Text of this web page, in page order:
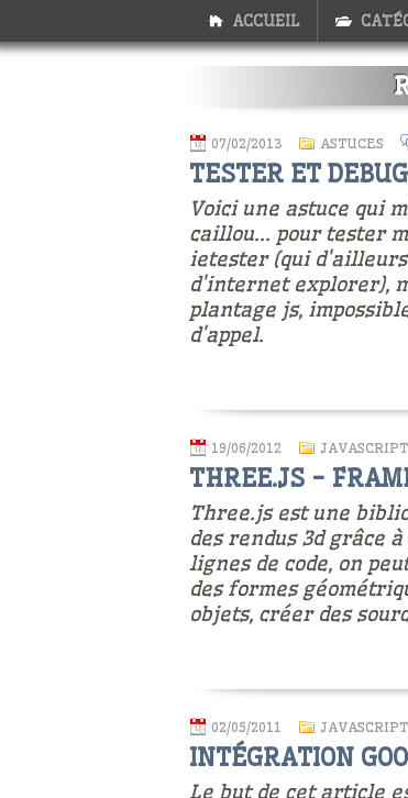
ACCUEIL
07/02/2013 ASTUCES
TESTER ET
Voici une astuce qui
caillou... pour tester
ietester (qui
d'internet explorer),
plantage js,
d'appel.
19/06/2012 JAVASCRIPT
THREE.JS -
Three.js est une
des rendus 3d grâce
lignes de code, on
des formes
objets, créer des
02/05/2011 JAVASCRIPT
INTÉGRATION
Le but de cet article